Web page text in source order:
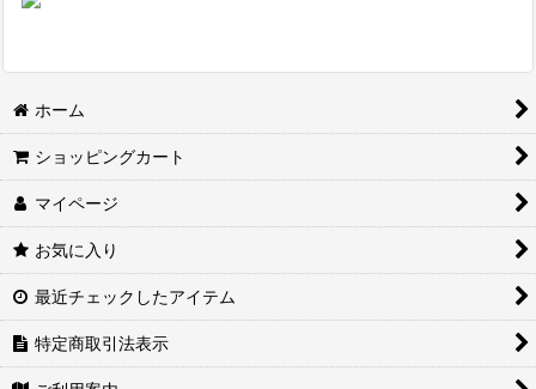
ホーム
ショッピングカート
マイページ
お気に入り
最近チェックしたアイテム
特定商取引法表示